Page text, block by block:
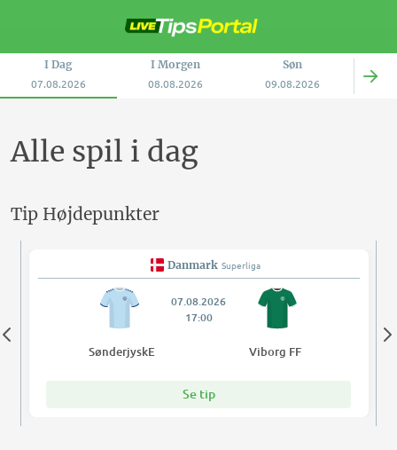
til
indholdet
I Dag
07.08.2026
I Morgen
08.08.2026
Søn
09.08.2026
Alle spil i dag
Tip Højdepunkter
Danmark Superliga
07.08.2026
17:00
SønderjyskE Viborg FF
Se tip